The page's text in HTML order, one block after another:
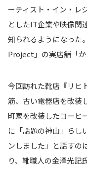
ーティスト・イン・レ
としたIT企業や映像関
知られるようになった
Project」の実店舗「か
今回訪れた靴店『リヒ
筋、古い電器店を改装
町家を改装したコーヒ
に「話題の神山」らし
ンしました」と話すの
り、靴職人の金澤光記